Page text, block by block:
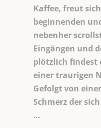
Kaffee, freut
beginnenden
nebenher
Eingängen und
plötzlich findest
einer traurigen
Gefolgt von
Schmerz der
…